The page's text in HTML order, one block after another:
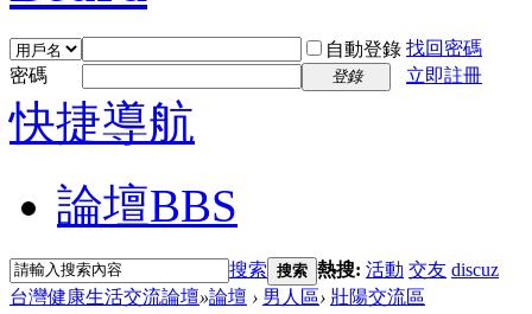
自動登錄 找回密碼
密碼
登錄 立即註冊
快捷導航
論壇BBS
搜索 搜索 熱搜: 活動 交友 discuz
台灣健康生活交流論壇»論壇 › 男人區› 壯陽交流區